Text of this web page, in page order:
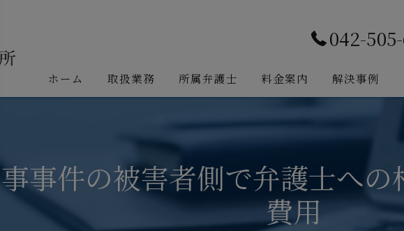
042-
ホーム 取扱業務 所属弁護士 料金案内 解決事例
事件の被害者側で弁護士への
費用